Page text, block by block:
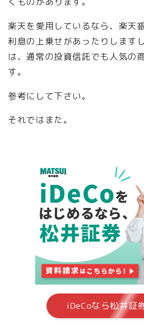
楽天を愛用しているなら、楽天
利息の上乗せがあったりします
は、通常の投資信託でも人気の
す。
参考にして下さい。
それではまた。
iDeCoなら松井証